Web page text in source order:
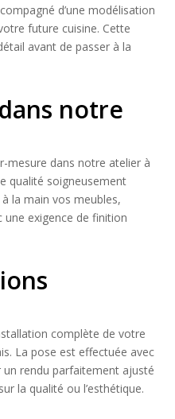
d’une modélisation
future cuisine. Cette
avant de passer à la
notre
mesure dans notre atelier à
qualité soigneusement
la main vos meubles,
exigence de finition
complète de votre
La pose est effectuée avec
rendu parfaitement ajusté
la qualité ou l’esthétique.